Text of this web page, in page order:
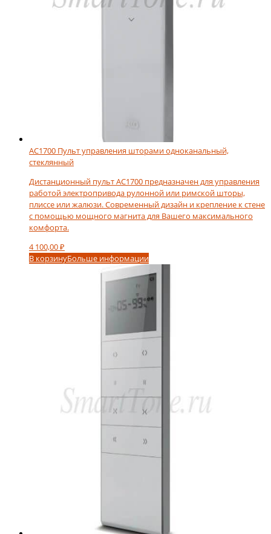
AC1700 Пульт управления шторами одноканальный,
стеклянный
Дистанционный пульт АС1700 предназначен для управления
работой электропривода рулонной или римской шторы,
плиссе или жалюзи. Современный дизайн и крепление к стене
с помощью мощного магнита для Вашего максимального
комфорта.
4 100,00₽
В корзинуБольше информации